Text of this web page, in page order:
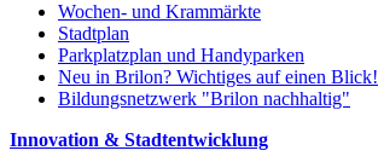
Wochen- und Krammärkte
Stadtplan
Parkplatzplan und Handyparken
Neu in Brilon? Wichtiges auf einen Blick!
Bildungsnetzwerk "Brilon nachhaltig"
Innovation & Stadtentwicklung